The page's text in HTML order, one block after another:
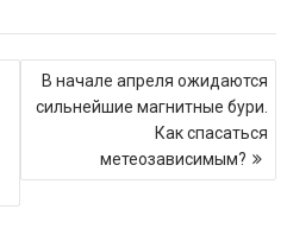
В начале апреля ожидаются
сильнейшие магнитные бури.
Как спасаться
метеозависимым?